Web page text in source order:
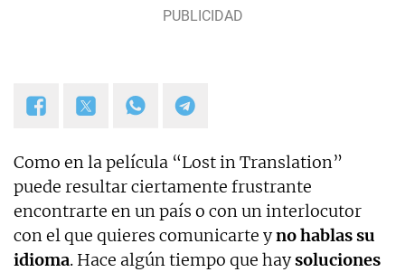
Como en la película “Lost in Translation”
puede resultar ciertamente frustrante
encontrarte en un país o con un interlocutor
con el que quieres comunicarte yno hablas su
idioma. Hace algún tiempo que haysoluciones